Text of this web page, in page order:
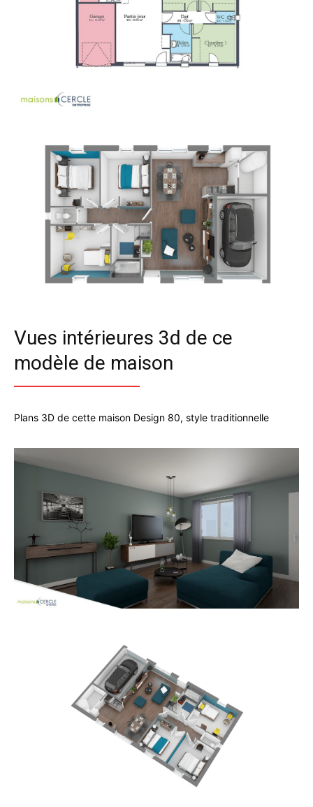
Vues intérieures 3d de ce
modèle de maison
Plans 3D de cette maison Design 80, style traditionnelle